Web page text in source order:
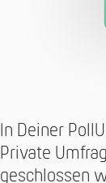
In Deiner
Private
geschlossen